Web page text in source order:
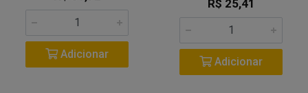
Adicionar
R$ 25,41
Adicionar